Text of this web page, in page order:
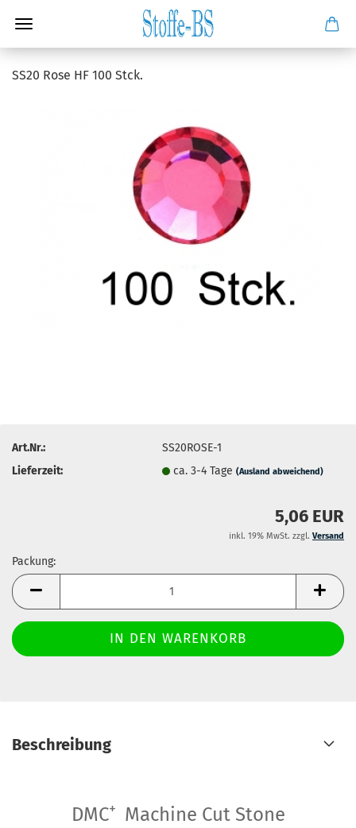
SS20 Rose HF 100 Stck.
Art.Nr.:
SS20ROSE-1
Lieferzeit:
ca. 3-4 Tage(Ausland abweichend)
5,06 EUR
inkl. 19% MwSt. zzgl. Versand
Packung:
Packung
Beschreibung
DMC+ Machine Cut Stone